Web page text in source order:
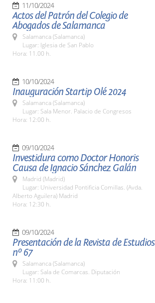
11/10/2024
Actos del Patrón del Colegio de
Abogados de Salamanca
Salamanca (Salamanca)
Lugar: Iglesia de San Pablo
Hora: 11.00 h.
10/10/2024
Inauguración Startip Olé 2024
Salamanca (Salamanca)
Lugar: Sala Menor. Palacio de Congresos
Hora: 12:00 h.
09/10/2024
Investidura como Doctor Honoris
Causa de Ignacio Sánchez Galán
Madrid (Madrid)
Lugar: Universidad Pontificia Comillas. (Avda.
Alberto Aguilera) Madrid
Hora: 12:30 h.
09/10/2024
Presentación de la Revista de Estudios
nº 67
Salamanca (Salamanca)
Lugar: Sala de Comarcas. Diputación
Hora: 11:00 h.